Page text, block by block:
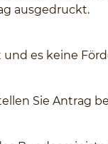
ausgedruckt.
es keine
Sie Antrag